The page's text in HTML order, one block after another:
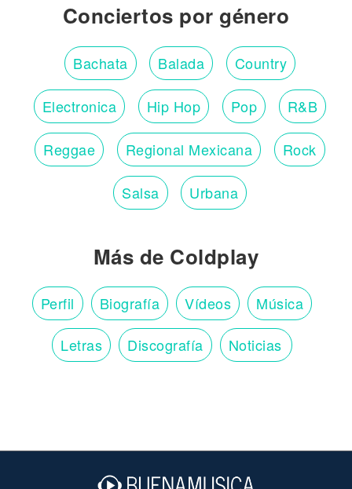
Conciertos por género
Bachata Balada Country
Electronica Hip Hop Pop R&B
Reggae Regional Mexicana Rock
Salsa Urbana
Más de Coldplay
Perfil Biografía Vídeos Música
Letras Discografía Noticias